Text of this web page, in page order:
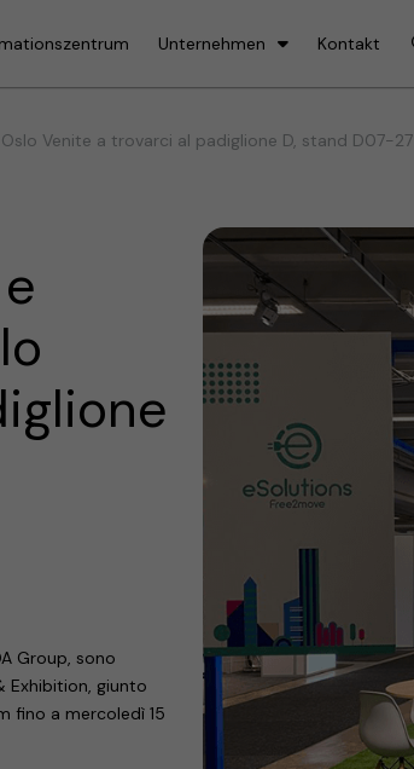
Unternehmen Kontakt
Venite a trovarci al padiglione D, stand D07-27
Group, sono
Exhibition, giunto
fino a mercoledì 15